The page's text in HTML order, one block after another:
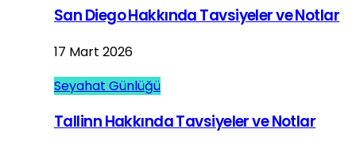
San Diego Hakkında Tavsiyeler ve Notlar
17 Mart 2026
Seyahat Günlüğü
Tallinn Hakkında Tavsiyeler ve Notlar